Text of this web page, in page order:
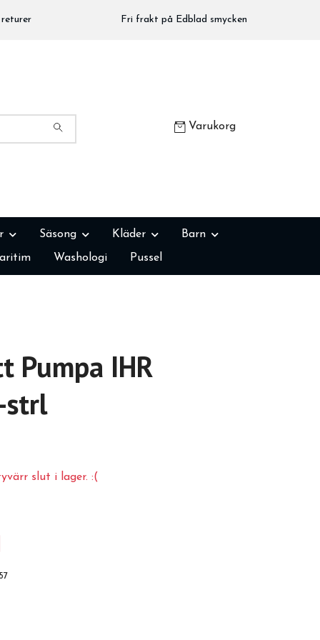
Fri frakt på Edblad smycken
Varukorg
Säsong Kläder Barn
Washologi Pussel
Pumpa IHR
strl
slut i lager. :(